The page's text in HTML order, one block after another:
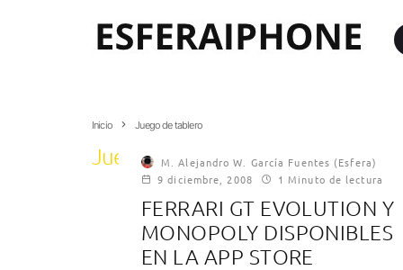
Inicio Juego de tablero
Juego de tablero
M. Alejandro W. García Fuentes (Esfera)
9 diciembre, 2008
1 Minuto de lectura
FERRARI GT EVOLUTION Y
MONOPOLY DISPONIBLES
EN LA APP STORE